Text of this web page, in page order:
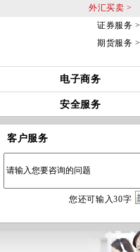
外汇买卖 >
证券服务 >
期货服务 >
电子商务
安全服务
客户服务
您还可输入30字